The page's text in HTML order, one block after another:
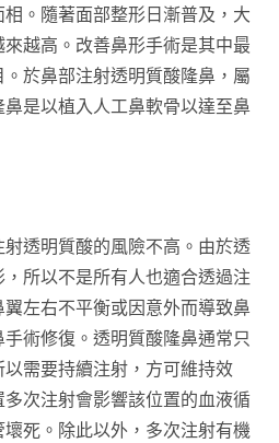
。隨著面部整形日漸普及，大
越高。改善鼻形手術是其中最
於鼻部注射透明質酸隆鼻，屬
是以植入人工鼻軟骨以達至鼻
透明質酸的風險不高。由於透
所以不是所有人也適合透過注
左右不平衡或因意外而導致鼻
術修復。透明質酸隆鼻通常只
需要持續注射，方可維持效
次注射會影響該位置的血液循
死。除此以外，多次注射有機